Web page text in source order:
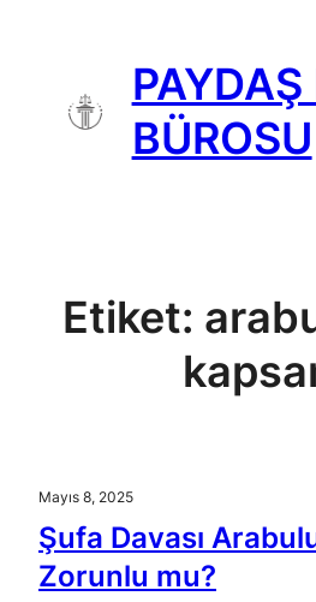
BÜROSU
Etiket:
Mayıs 8, 2025
Şufa Davası
Zorunlu mu?